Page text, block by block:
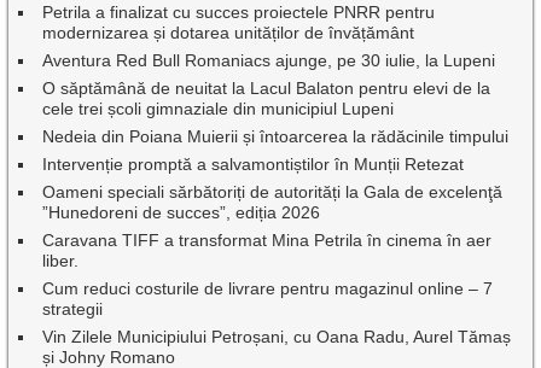
Petrila a finalizat cu succes proiectele PNRR pentru
modernizarea și dotarea unităților de învățământ
Aventura Red Bull Romaniacs ajunge, pe 30 iulie, la Lupeni
O săptămână de neuitat la Lacul Balaton pentru elevi de la
cele trei școli gimnaziale din municipiul Lupeni
Nedeia din Poiana Muierii și întoarcerea la rădăcinile timpului
Intervenție promptă a salvamontiștilor în Munții Retezat
Oameni speciali sărbătoriți de autorități la Gala de excelenţă
”Hunedoreni de succes”, ediția 2026
Caravana TIFF a transformat Mina Petrila în cinema în aer
liber.
Cum reduci costurile de livrare pentru magazinul online – 7
strategii
Vin Zilele Municipiului Petroșani, cu Oana Radu, Aurel Tămaș
și Johny Romano